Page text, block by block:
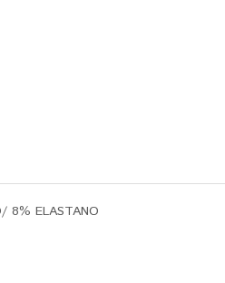
8% ELASTANO